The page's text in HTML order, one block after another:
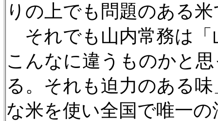
りの上でも問題のある
それでも山内常務は「
こんなに違うものかと
る。それも迫力のある
な米を使い全国で唯一